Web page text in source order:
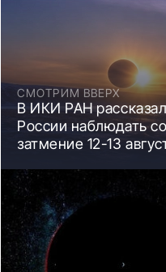
СМОТРИМ ВВЕРХ
В ИКИ РАН
России наблюдать
затмение 12-13